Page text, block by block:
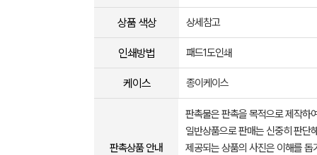
상품 색상 상세참고
인쇄방법 패드1도인쇄
케이스 종이케이스
판촉상품 안내
판촉물은 판촉을 목적으로 제작하
일반상품으로 판매는 신중히 판단
제공되는 상품의 사진은 이해를